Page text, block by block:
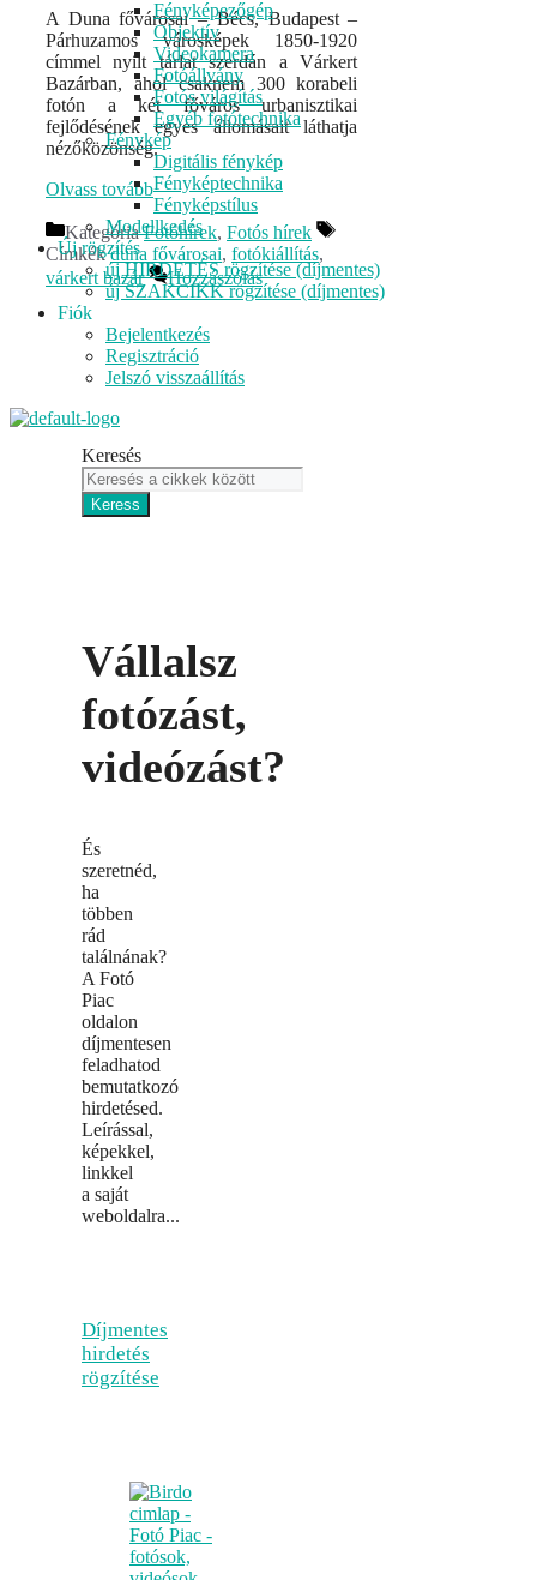
Fényképezőgép
Objektív
Videokamera
Fotóállvány
Fotós világítás
Egyéb fotótechnika
Fénykép
Digitális fénykép
Fényképtechnika
Fényképstílus
Modellkedés
Új rögzítés
új HIRDETÉS rögzítése (díjmentes)
új SZAKCIKK rögzítése (díjmentes)
Fiók
Bejelentkezés
Regisztráció
Jelszó visszaállítás
A Duna fővárosai – Bécs, Budapest –
Párhuzamos városképek 1850-1920
címmel nyílt tárlat szerdán a Várkert
Bazárban, ahol csaknem 300 korabeli
fotón a két főváros urbanisztikai
fejlődésének egyes állomásait láthatja
nézőközönség.
Olvass tovább
KategóriaFotóhírek, Fotós hírek
Címkékduna fővárosai, fotókiállítás,
várkert bazár
Hozzászólás
Keresés
Keress
Vállalsz
fotózást,
videózást?
És
szeretnéd,
ha
többen
rád
találnának?
A Fotó
Piac
oldalon
díjmentesen
feladhatod
bemutatkozó
hirdetésed.
Leírással,
képekkel,
linkkel
a saját
weboldalra...
Díjmentes
hirdetés
rögzítése